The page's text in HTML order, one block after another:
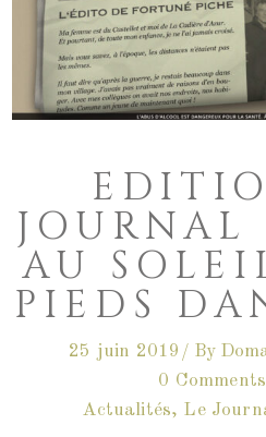
JOURNAL
AU
PIEDS
25 juin 2019 By
0 Comments
Actualités, Le